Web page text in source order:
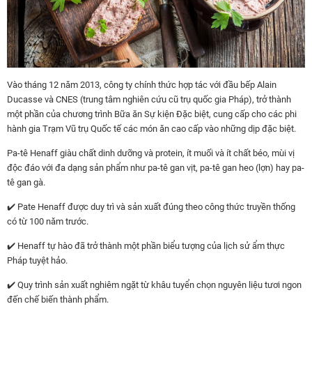
Vào tháng 12 năm 2013, công ty chính thức hợp tác với đầu bếp Alain
Ducasse và CNES (trung tâm nghiên cứu cũ trụ quốc gia Pháp), trở thành
một phần của chương trình Bữa ăn Sự kiện Đặc biệt, cung cấp cho các phi
hành gia Trạm Vũ trụ Quốc tế các món ăn cao cấp vào những dịp đặc biệt.
Pa-tê Henaff giàu chất dinh dưỡng và protein, ít muối và ít chất béo, mùi vị
độc đáo với đa dạng sản phẩm như pa-tê gan vịt, pa-tê gan heo (lợn) hay pa-
tê gan gà.
✔️ Pate Henaff được duy trì và sản xuất đúng theo công thức truyền thống
có từ 100 năm trước.
✔️ Henaff tự hào đã trở thành một phần biểu tượng của lịch sử ẩm thực
Pháp tuyệt hảo.
✔️ Quy trình sản xuất nghiêm ngặt từ khâu tuyển chọn nguyên liệu tươi ngon
đến chế biến thành phẩm.